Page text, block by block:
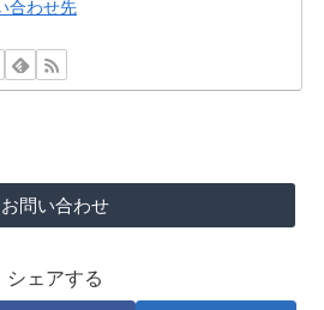
合わせ先
お問い合わせ
シェアする